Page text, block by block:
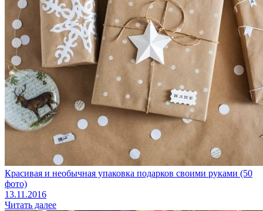
Красивая и необычная упаковка подарков своими руками (50
фото)
13.11.2016
Читать далее